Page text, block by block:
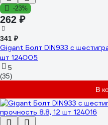
-23%
262 ₽
341 ₽
Gigant Болт DIN933 с
шт 124005
5
(35)
В